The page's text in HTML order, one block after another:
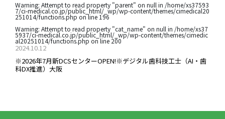
Warning: Attempt to read property "parent" on null in /home/xs37593
7/ci-medical.co.jp/public_html/_wp/wp-content/themes/cimedical20
251014/functions.php on line 196
Warning: Attempt to read property "cat_name" on null in /home/xs37
5937/ci-medical.co.jp/public_html/_wp/wp-content/themes/cimedic
al20251014/functions.php on line 200
2024.10.12
※2026年7月新DCSセンターOPEN!※デジタル歯科技工士（AI・歯
科DX推進）大阪